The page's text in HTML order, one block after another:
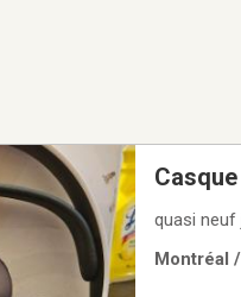
quasi neuf
Montréal